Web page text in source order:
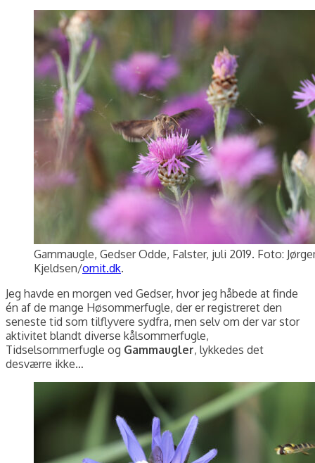
Gammaugle, Gedser Odde, Falster, juli 2019. Foto:
Kjeldsen/ornit.dk.
Jeg havde en morgen ved Gedser, hvor jeg håbede at finde
én af de mange Høsommerfugle, der er registreret den
seneste tid som tilflyvere sydfra, men selv om der var stor
aktivitet blandt diverse kålsommerfugle,
Tidselsommerfugle og Gammaugler, lykkedes det
desværre ikke…